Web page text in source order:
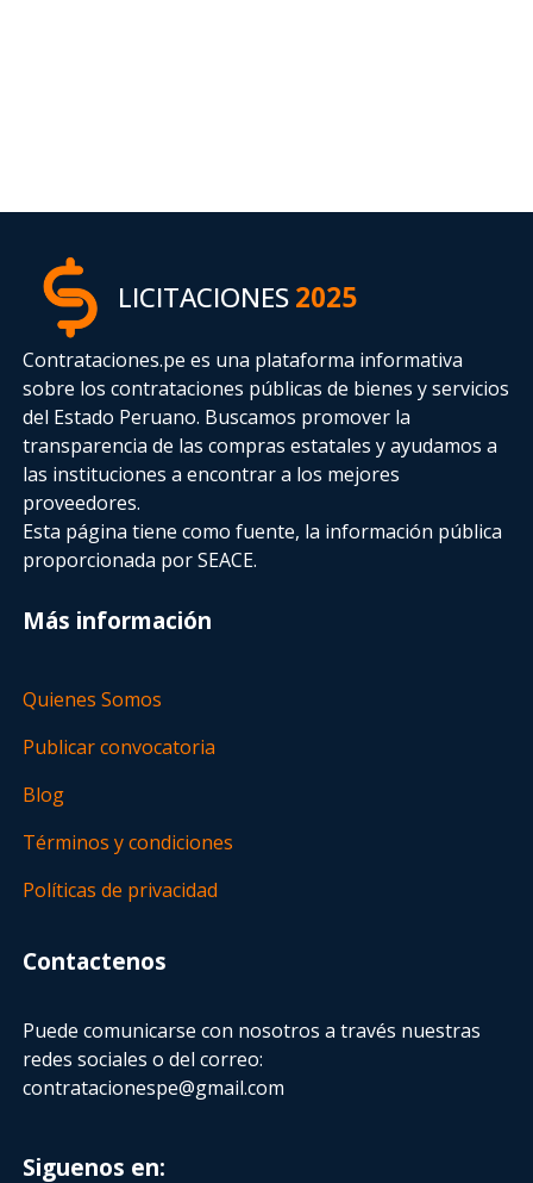
LICITACIONES2025
Contrataciones.pe es una plataforma informativa
sobre los contrataciones públicas de bienes y servicios
del Estado Peruano. Buscamos promover la
transparencia de las compras estatalesy ayudamos a
las instituciones a encontrar a los mejores
proveedores.
Esta página tiene como fuente, la información pública
proporcionada por SEACE.
Más información
Quienes Somos
Publicar convocatoria
Blog
Términos y condiciones
Políticas de privacidad
Contactenos
Puede comunicarse con nosotros a través nuestras
redes sociales o del correo:
contratacionespe@gmail.com
Siguenos en: